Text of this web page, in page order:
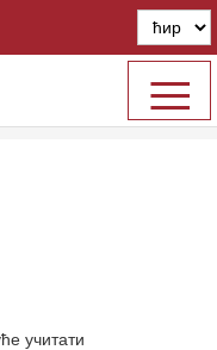
≡
учитати